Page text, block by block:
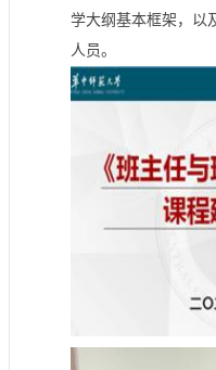
学大纲基本框架，以
人员。